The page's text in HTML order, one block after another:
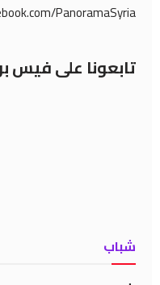
PanoramaSyria
تابعونا على فيس
شباب